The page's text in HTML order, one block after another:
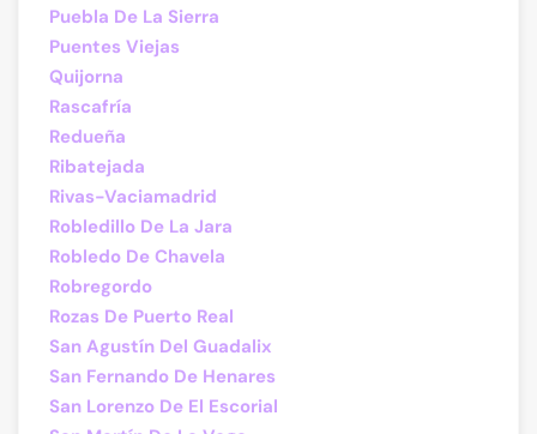
Puebla De La Sierra
Puentes Viejas
Quijorna
Rascafría
Redueña
Ribatejada
Rivas-Vaciamadrid
Robledillo De La Jara
Robledo De Chavela
Robregordo
Rozas De Puerto Real
San Agustín Del Guadalix
San Fernando De Henares
San Lorenzo De El Escorial